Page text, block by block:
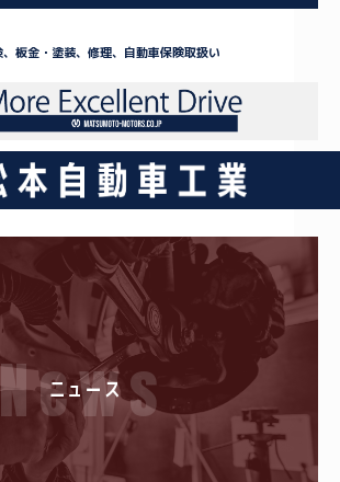
板金・塗装、修理、自動車保険取扱い
News
ニュース